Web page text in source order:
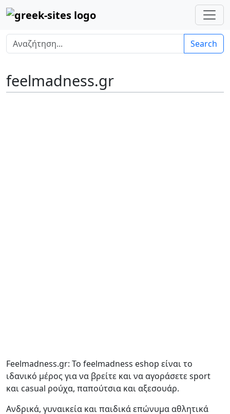
Search
feelmadness.gr
Feelmadness.gr: Το feelmadness eshop είναι το
ιδανικό μέρος για να βρείτε και να αγοράσετε sport
και casual ρούχα, παπούτσια και αξεσουάρ.
Ανδρικά, γυναικεία και παιδικά επώνυμα αθλητικά